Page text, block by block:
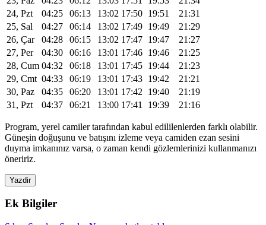
24, Pzt
04:25 06:13 13:02 17:50 19:51
21:31
25, Sal
04:27 06:14 13:02 17:49 19:49
21:29
26, Çar
04:28 06:15 13:02 17:47 19:47
21:27
27, Per
04:30 06:16 13:01 17:46 19:46
21:25
28, Cum 04:32 06:18 13:01 17:45 19:44
21:23
29, Cmt 04:33 06:19 13:01 17:43 19:42
21:21
30, Paz
04:35 06:20 13:01 17:42 19:40
21:19
31, Pzt
04:37 06:21 13:00 17:41 19:39 21:16
Program, yerel camiler tarafından kabul edililenlerden farklı olabilir.
Güneşin doğuşunu ve batışını izleme veya camiden ezan sesini
duyma imkanınız varsa, o zaman kendi gözlemlerinizi kullanmanızı
öneririz.
Yazdir
Ek Bilgiler